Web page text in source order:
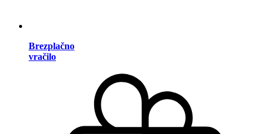
Brezplačno
vračilo